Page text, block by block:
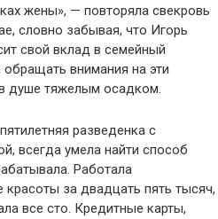
жены», — повторяла свекровь
словно забывая, что Игорь
свой вклад в семейный
внимания на эти
душе тяжелым осадком.
разведенка с
всегда умела найти способ
Работала
за двадцать пять тысяч,
все сто. Кредитные карты,